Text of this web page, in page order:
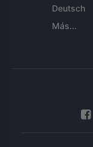
Deutsch
Más...